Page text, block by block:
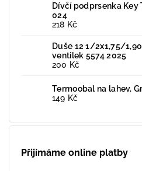
Dívčí podprsenka Key
024
218 Kč
Duše 12 1/2x1,75/
ventilek 5574 2025
200 Kč
Termoobal na lahev,
149 Kč
Přijímáme online platby